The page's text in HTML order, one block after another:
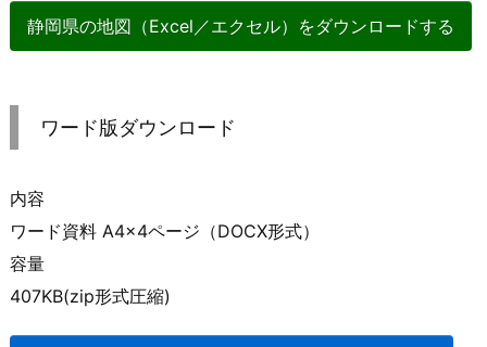
静岡県の地図（Excel／エクセル）をダウンロードする
ワード版ダウンロード
内容
ワード資料 A4×4ページ（DOCX形式）
容量
407KB(zip形式圧縮)